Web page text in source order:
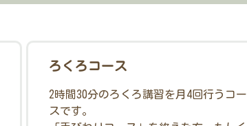
ろくろコース
2時間30分のろくろ講習を月4回行うコー
スです。